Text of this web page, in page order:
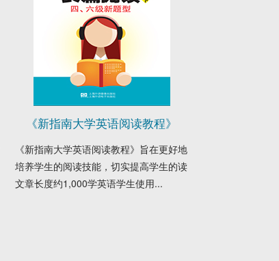
《新指南大学英语阅读教程》
《新指南大学英语阅读教程》旨在更好地
培养学生的阅读技能，切实提高学生的读
文章长度约1,000学英语学生使用...